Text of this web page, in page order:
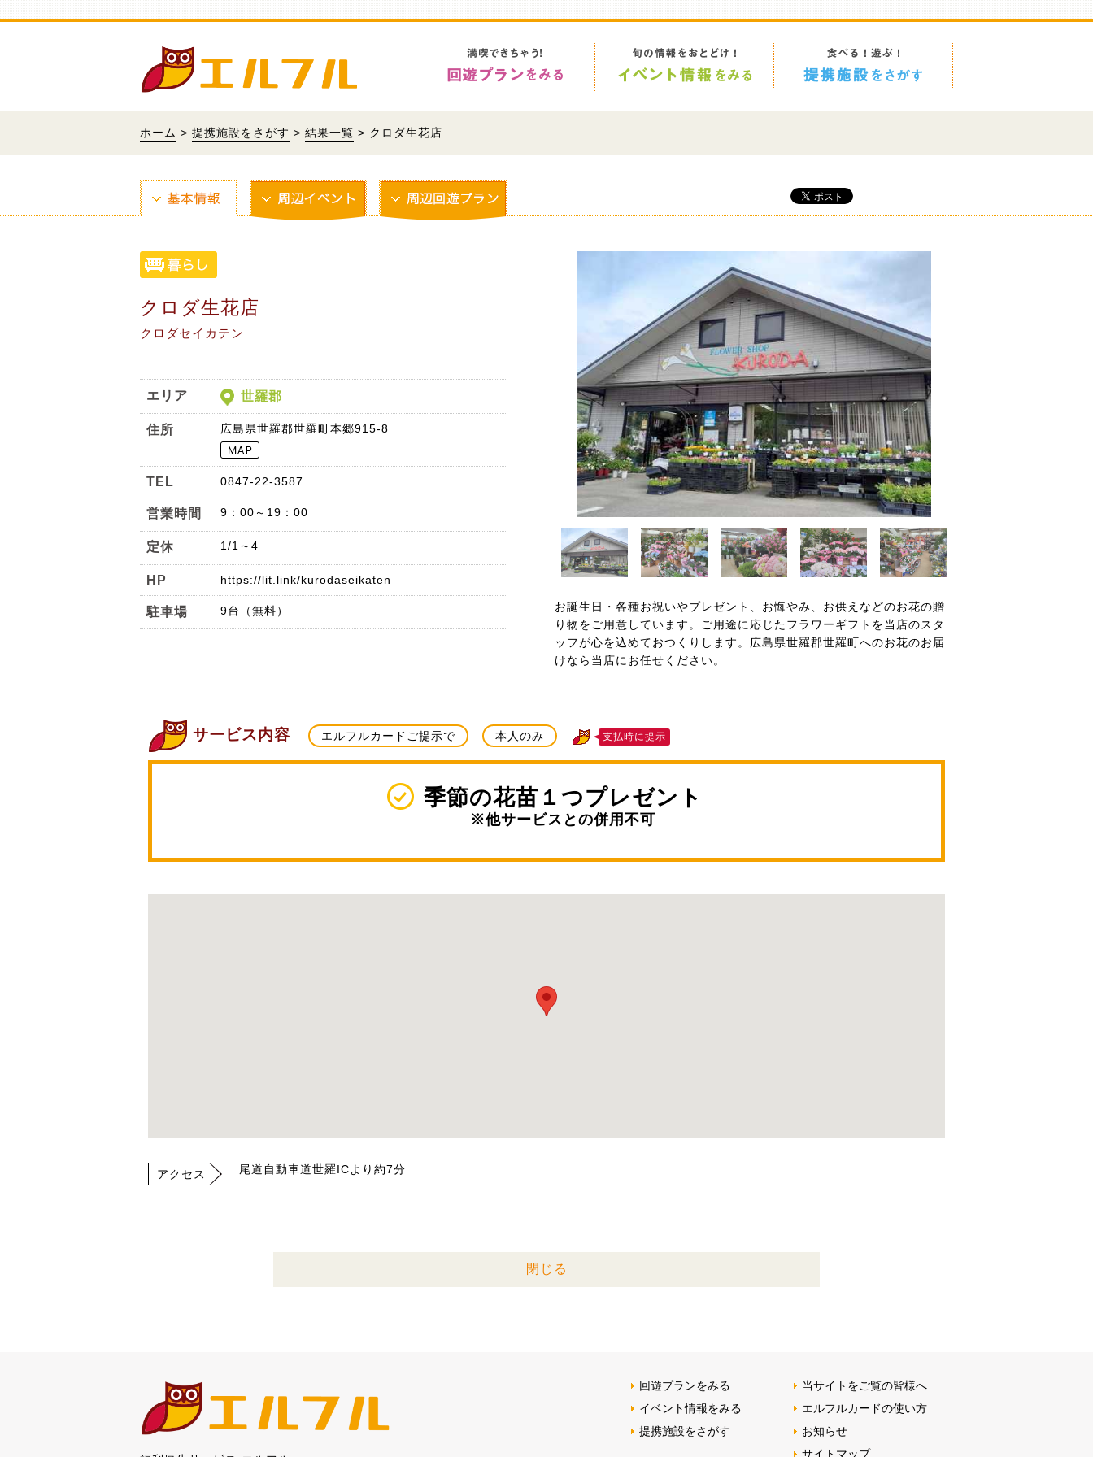
ホーム > 提携施設をさがす > 結果一覧 > クロダ生花店
クロダ生花店
クロダセイカテン
エリア 世羅郡
住所 広島県世羅郡世羅町本郷915-8
TEL 0847-22-3587
営業時間 9：00～19：00
定休 1/1～4
HP https://lit.link/kurodaseikaten
駐車場 9台（無料）
お誕生日・各種お祝いやプレゼント、お悔やみ、お供えなどのお花の贈
り物をご用意しています。ご用途に応じたフラワーギフトを当店のスタ
ッフが心を込めておつくりします。広島県世羅郡世羅町へのお花のお届
けなら当店にお任せください。
サービス内容 エルフルカードご提示で 本人のみ 支払時に提示
季節の花苗１つプレゼント
※他サービスとの併用不可
アクセス 尾道自動車道世羅ICより約7分
閉じる
回遊プランをみる
イベント情報をみる
提携施設をさがす
当サイトをご覧の皆様へ
エルフルカードの使い方
お知らせ
サイトマップ